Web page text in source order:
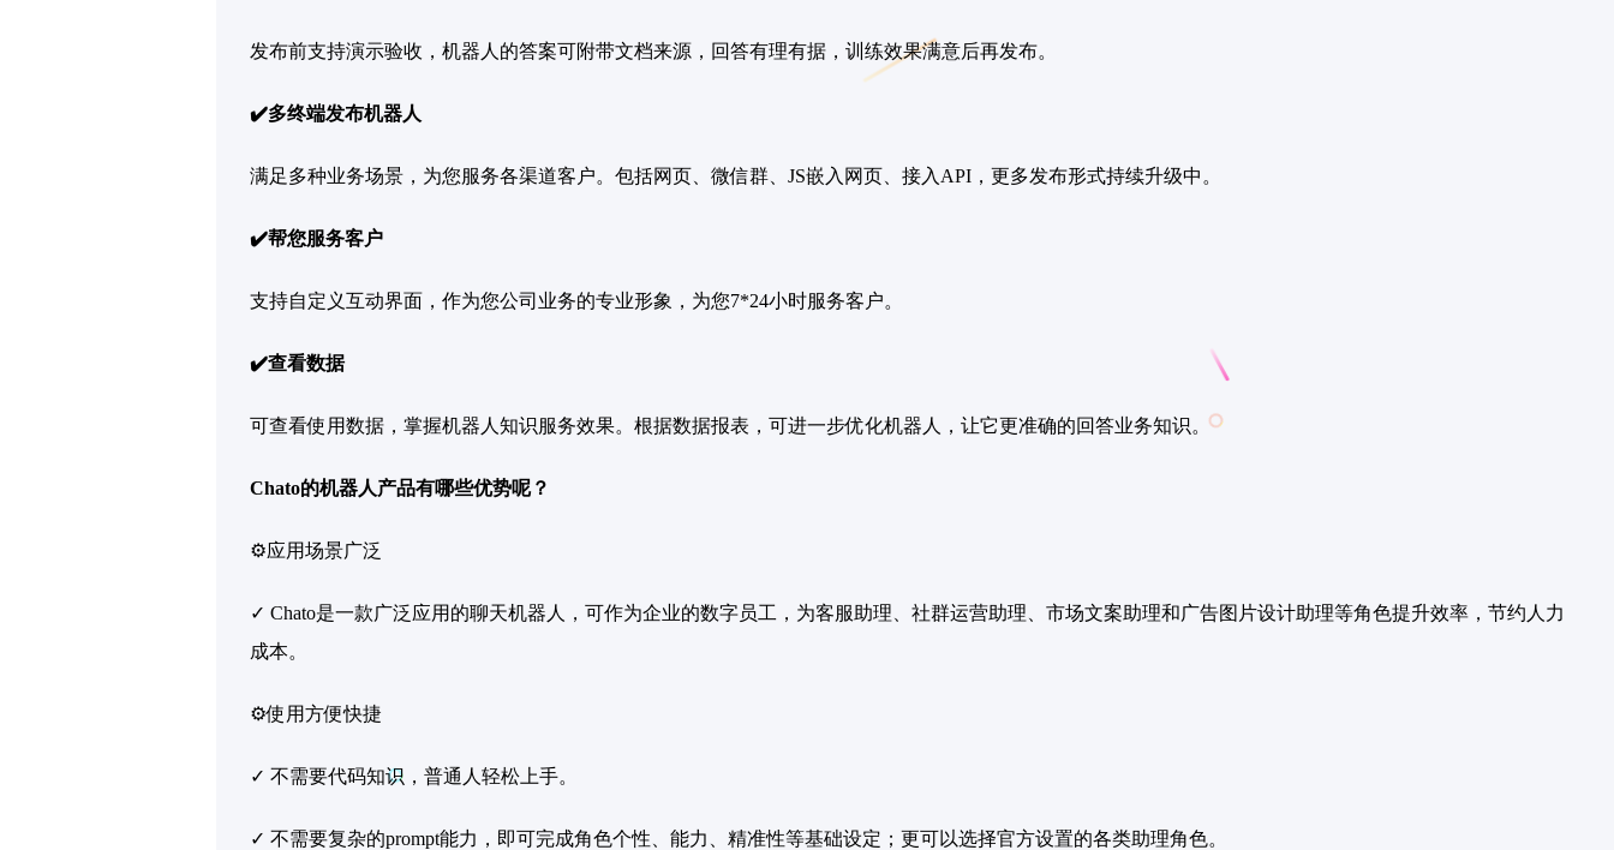
发布前支持演示验收，机器人的答案可附带文档来源，回答有理有据，训练效果满意后再发布。
✔️多终端发布机器人
满足多种业务场景，为您服务各渠道客户。包括网页、微信群、JS嵌入网页、接入API，更多发布形式持续升级中。
✔️帮您服务客户
支持自定义互动界面，作为您公司业务的专业形象，为您7*24小时服务客户。
✔️查看数据
可查看使用数据，掌握机器人知识服务效果。根据数据报表，可进一步优化机器人，让它更准确的回答业务知识。
Chato的机器人产品有哪些优势呢？
⚙️应用场景广泛
✓ Chato是一款广泛应用的聊天机器人，可作为企业的数字员工，为客服助理、社群运营助理、市场文案助理和广告图片设计助理等角色提升效率，节约人力
成本。
⚙️使用方便快捷
✓ 不需要代码知识，普通人轻松上手。
✓ 不需要复杂的prompt能力，即可完成角色个性、能力、精准性等基础设定；更可以选择官方设置的各类助理角色。